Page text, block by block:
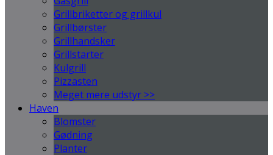
Grillbriketter og grillkul
Grillbørster
Grillhandsker
Grillstarter
Kulgrill
Pizzasten
Meget mere udstyr >>
Haven
Blomster
Gødning
Planter